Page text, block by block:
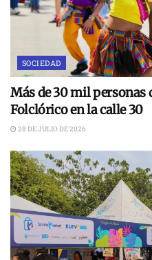
SOCIEDAD
Más de 30 mil
Folclórico en la calle 30
28 DE JULIO DE 2026